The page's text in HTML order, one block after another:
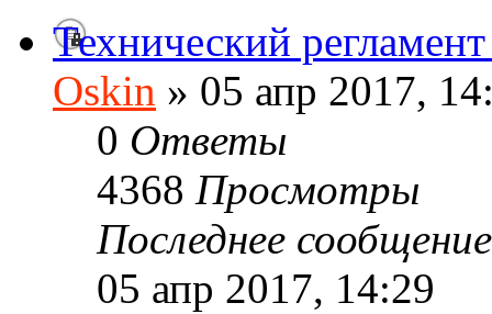
Технический
Oskin » 05 апр 2017,
0 Ответы
4368 Просмотры
Последнее
05 апр 2017, 14:29